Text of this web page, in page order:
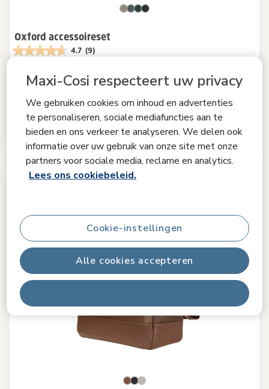
Maxi-Cosi respecteert uw privacy
We gebruiken cookies om inhoud en advertenties
te personaliseren, sociale mediafuncties aan te
bieden en ons verkeer te analyseren. We delen ook
informatie over uw gebruik van onze site met onze
partners voor sociale media, reclame en analytics.
Lees ons cookiebeleid.
Alle cookies accepteren
Cookie-instellingen
Oxford accessoireset
4.7 (9)
autostoeladapters| Regenhoes|
€ 199,99
€ 229,99Originele prijs
Op voorraad